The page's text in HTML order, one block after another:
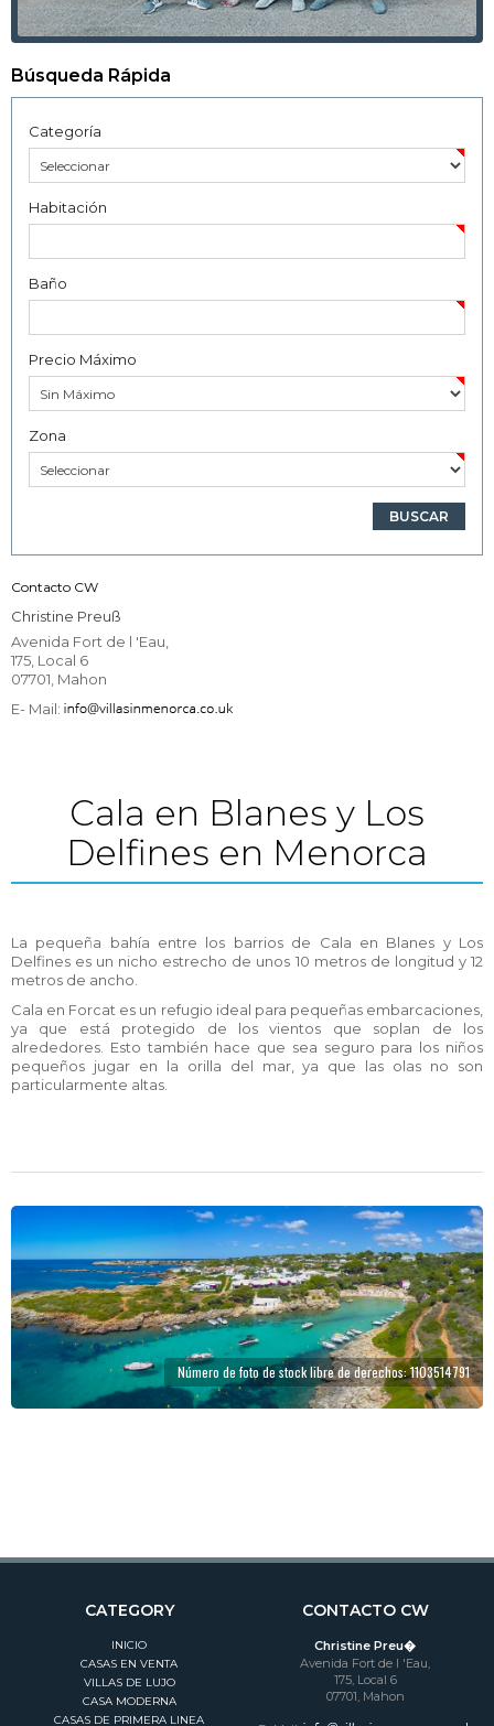
Búsqueda Rápida
Categoría
Habitación
Baño
Precio Máximo
Zona
Contacto CW
Christine Preuß
Avenida Fort de l 'Eau,
175, Local 6
07701, Mahon
E- Mail:
Cala en Blanes y Los
Delfines en Menorca
La pequeña bahía entre los barrios de Cala en Blanes y Los
Delfines es un nicho estrecho de unos 10 metros de longitud y 12
metros de ancho.
Cala en Forcat es un refugio ideal para pequeñas embarcaciones,
ya que está protegido de los vientos que soplan de los
alrededores. Esto también hace que sea seguro para los niños
pequeños jugar en la orilla del mar, ya que las olas no son
particularmente altas.
Número de foto de stock libre de derechos: 1103514791
CATEGORY
INICIO
CASAS EN VENTA
VILLAS DE LUJO
CASA MODERNA
CASAS DE PRIMERA LINEA
CONTACTO CW
Christine Preu�
Avenida Fort de l 'Eau,
175, Local 6
07701, Mahon